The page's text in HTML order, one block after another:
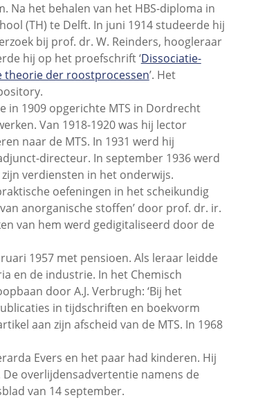
Na het behalen van het HBS-diploma in
(TH) te Delft. In juni 1914 studeerde hij
bij prof. dr. W. Reinders, hoogleraar
hij op het proefschrift ‘Dissociatie-
theorie der roostprocessen’. Het
in 1909 opgerichte MTS in Dordrecht
Van 1918-1920 was hij lector
naar de MTS. In 1931 werd hij
directeur. In september 1936 werd
verdiensten in het onderwijs.
oefeningen in het scheikundig
anorganische stoffen’ door prof. dr. ir.
van hem werd gedigitaliseerd door de
1957 met pensioen. Als leraar leidde
en de industrie. In het Chemisch
door A.J. Verbrugh: ‘Bij het
in tijdschriften en boekvorm
aan zijn afscheid van de MTS. In 1968
Evers en het paar had kinderen. Hij
overlijdensadvertentie namens de
van 14 september.